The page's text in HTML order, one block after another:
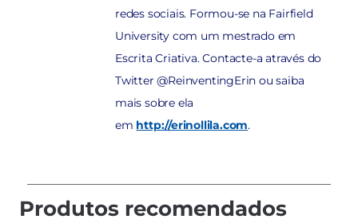
redes sociais. Formou-se na Fairfield
University com um mestrado em
Escrita Criativa. Contacte-a através do
Twitter @ReinventingErin ou saiba
mais sobre ela
em http://erinollila.com.
Produtos recomendados